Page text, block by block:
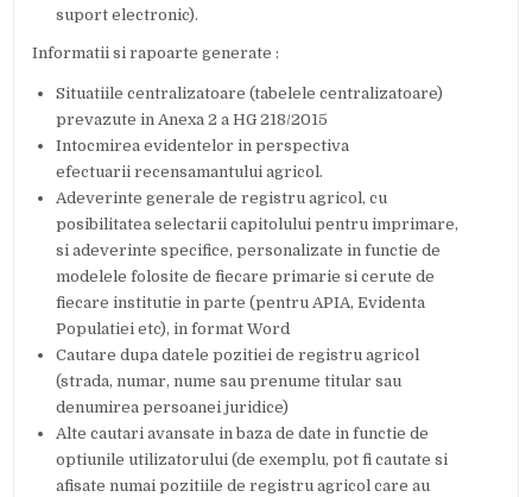
suport electronic).
Informatii si rapoarte generate :
Situatiile centralizatoare (tabelele centralizatoare)
prevazute in Anexa 2 a HG 218/2015
Intocmirea evidentelor in perspectiva
efectuarii recensamantului agricol.
Adeverinte generale de registru agricol, cu
posibilitatea selectarii capitolului pentru imprimare,
si adeverinte specifice, personalizate in functie de
modelele folosite de fiecare primarie si cerute de
fiecare institutie in parte (pentru APIA, Evidenta
Populatiei etc), in format Word
Cautare dupa datele pozitiei de registru agricol
(strada, numar, nume sau prenume titular sau
denumirea persoanei juridice)
Alte cautari avansate in baza de date in functie de
optiunile utilizatorului (de exemplu, pot fi cautate si
afisate numai pozitiile de registru agricol care au